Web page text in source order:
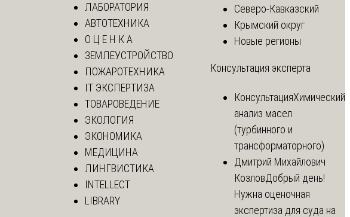
ЛАБОРАТОРИЯ
АВТОТЕХНИКА
О Ц Е Н К А
ЗЕМЛЕУСТРОЙСТВО
ПОЖАРОТЕХНИКА
IT ЭКСПЕРТИЗА
ТОВАРОВЕДЕНИЕ
ЭКОЛОГИЯ
ЭКОНОМИКА
МЕДИЦИНА
ЛИНГВИСТИКА
INTELLECT
LIBRARY
Северо-Кавказский
Крымский округ
Новые регионы
Консультация эксперта
КонсультацияХимический
анализ масел
(турбинного и
трансформаторного)
Дмитрий Михайлович
КозловДобрый день!
Нужна оценочная
экспертиза для суда на